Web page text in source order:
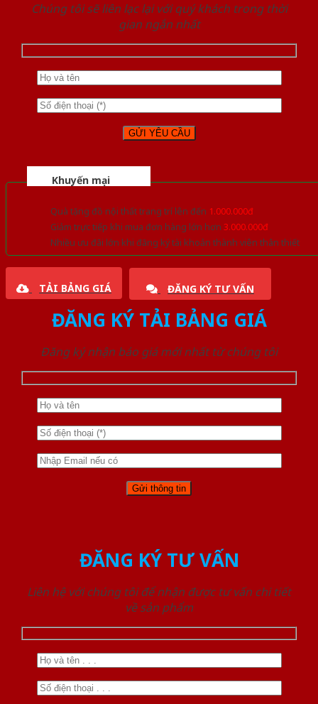
Chúng tôi sẽ liên lạc lại với quý khách trong thời
gian ngắn nhất
Khuyến mại
Quà tặng đồ nội thất trang trí lên đến 1.000.000đ
Giảm trực tiếp khi mua đơn hàng lớn hơn 3.000.000đ
Nhiều ưu đãi lớn khi đăng ký tài khoản thành viên thân thiết
TẢI BẢNG GIÁ ĐĂNG KÝ TƯ VẤN
ĐĂNG KÝ TẢI BẢNG GIÁ
Đăng ký nhận báo giá mới nhất từ chúng tôi
ĐĂNG KÝ TƯ VẤN
Liên hệ với chúng tôi để nhận được tư vấn chi tiết
về sản phẩm